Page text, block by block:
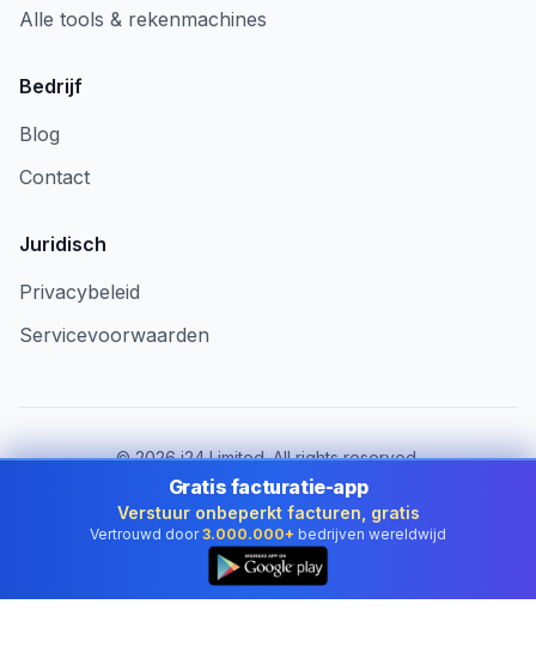
Alle tools & rekenmachines
Bedrijf
Blog
Contact
Juridisch
Privacybeleid
Servicevoorwaarden
©2026i24 Limited. All rights reserved.
Voor bedrijven in Belgium
Land wijzigen:
Belgium
Gratis facturatie-app
Verstuur onbeperkt facturen, gratis
Vertrouwd door 3.000.000+ bedrijven wereldwijd